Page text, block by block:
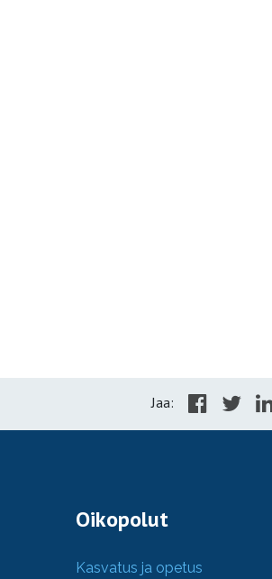
Jaa:
Oikopolut
Kasvatus ja opetus